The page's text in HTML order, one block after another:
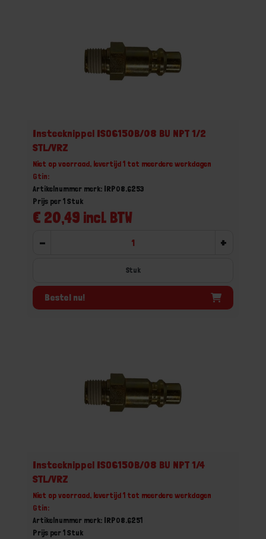
Insteeknippel ISO6150B/08 BU NPT 1/2
STL/VRZ
Niet op voorraad, levertijd 1 tot meerdere werkdagen
Gtin:
Artikelnummer merk: IRP08.6253
€ 20,49 incl. BTW
Prijs per 1 Stuk
- +
Stuk
Bestel nu!
Insteeknippel ISO6150B/08 BU NPT 1/4
STL/VRZ
Niet op voorraad, levertijd 1 tot meerdere werkdagen
Gtin:
Artikelnummer merk: IRP08.6251
Prijs per 1 Stuk